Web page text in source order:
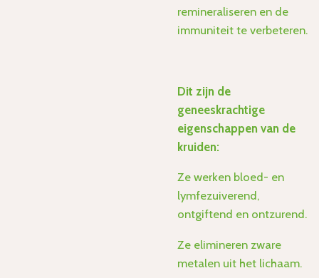
remineraliseren en de
immuniteit te verbeteren.
Dit zijn de
geneeskrachtige
eigenschappen van de
kruiden:
Ze werken bloed- en
lymfezuiverend,
ontgiftend en ontzurend.
Ze elimineren zware
metalen uit het lichaam.